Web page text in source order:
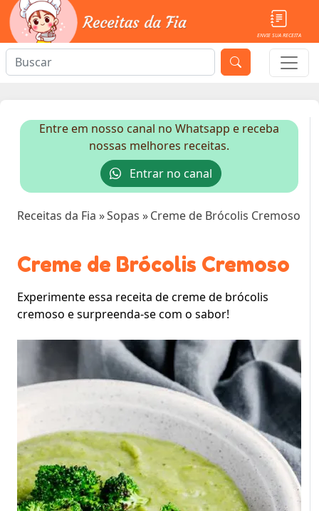
ENVIE SUA RECEITA
Entre em nosso canal no Whatsapp e receba
nossas melhores receitas.
Entrar no canal
Receitas da Fia »Sopas »Creme de Brócolis Cremoso
Creme de Brócolis Cremoso
Experimente essa receita de creme de brócolis
cremoso e surpreenda-se com o sabor!